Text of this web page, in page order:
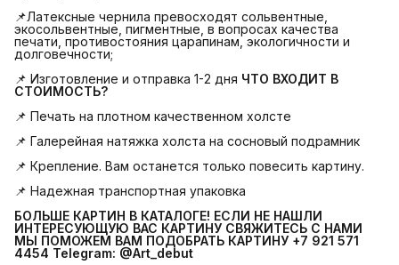
📌Латексные чернила превосходят сольвентные,
экосольвентные, пигментные, в вопросах качества
печати, противостояния царапинам, экологичности и
долговечности;
📌 Изготовление и отправка 1-2 дня ЧТО ВХОДИТ В
СТОИМОСТЬ?
📌 Печать на плотном качественном холсте
📌 Галерейная натяжка холста на сосновый подрамник
📌 Крепление. Вам останется только повесить картину.
📌 Надежная транспортная упаковка
БОЛЬШЕ КАРТИН В КАТАЛОГЕ! ЕСЛИ НЕ НАШЛИ
ИНТЕРЕСУЮЩУЮ ВАС КАРТИНУ СВЯЖИТЕСЬ С НАМИ
МЫ ПОМОЖЕМ ВАМ ПОДОБРАТЬ КАРТИНУ +7 921 571
4454 Telegram: @Art_debut